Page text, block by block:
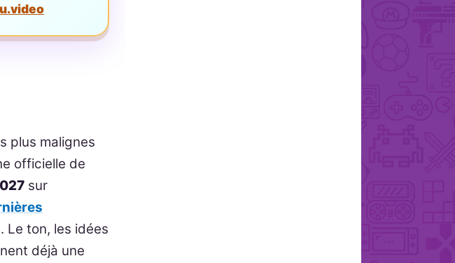
plus malignes
officielle de
sur
Le ton, les idées
déjà une